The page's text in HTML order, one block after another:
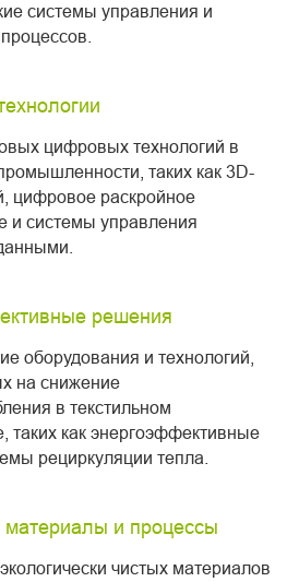
системы управления и
цифровых технологий в
таких как 3D-
цифровое раскройное
и системы управления
решения
оборудования и технологий,
на снижение
в текстильном
таких как энергоэффективные
рециркуляции тепла.
материалы и процессы
чистых материалов